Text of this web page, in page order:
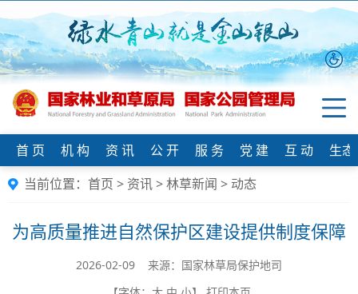
首 页 机 构 资 讯 公 开 服 务 党 建 互 动
生
当前位置： 首页 > 资讯>林草新闻 > 动态
为高质量推进自然保护区建设提供制度保障
2026-02-09 来源：国家林草局保护地司